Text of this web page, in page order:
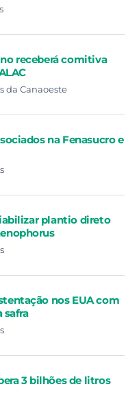
receberá comitiva
da Canaoeste
na Fenasucro e
plantio direto
nos EUA com
safra
3 bilhões de litros